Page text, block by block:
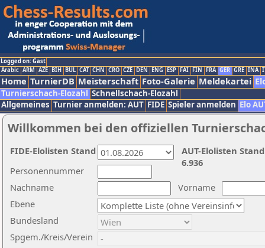
Logged on: Gast
Arabic ARM AZE BIH BUL CAT CHN CRO CZE DEN ENG ESP FAI FIN FRA GER GRE INA
Home TurnierDB Meisterschaft Foto-Galerie Meldekartei
Turnierschach-Elozahl Schnellschach-Elozahl
Allgemeines Turnier anmelden: AUT FIDE Spieler anmelden Elo
Willkommen bei den offiziellen
Nachname
Vorname
Ebene
Personennummer
Bundesland
Spgem./Kreis/Verein
AUT-Elolisten
6.936
FIDE-Elolisten Stand